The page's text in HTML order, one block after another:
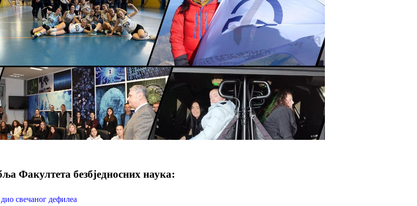
Факултета безбједносних наука:
свечаног дефилеа